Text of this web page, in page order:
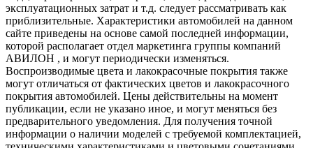
эксплуатационных затрат и т.д. следует рассматривать как
приблизительные. Характеристики автомобилей на данном
сайте приведены на основе самой последней информации,
которой располагает отдел маркетинга группы компаний
АВИЛОН , и могут периодически изменяться.
Воспроизводимые цвета и лакокрасочные покрытия также
могут отличаться от фактических цветов и лакокрасочного
покрытия автомобилей. Цены действительны на момент
публикации, если не указано иное, и могут меняться без
предварительного уведомления. Для получения точной
информации о наличии моделей с требуемой комплектацией,